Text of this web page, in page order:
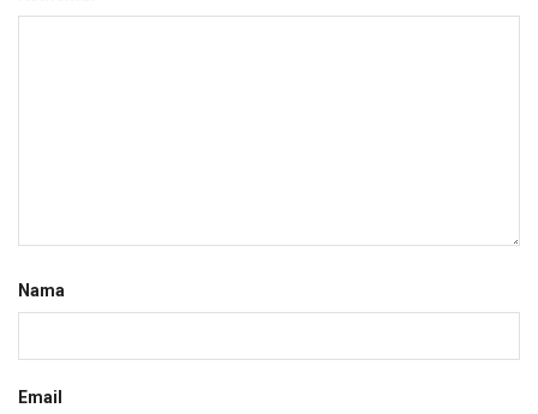
Nama
Email